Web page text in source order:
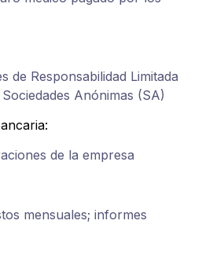
de Responsabilidad Limitada
Anónimas (SA)
:
de la empresa
mensuales; informes